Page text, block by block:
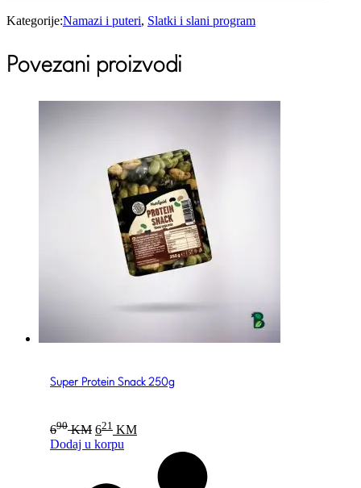
Kategorije:Namazi i puteri, Slatki i slani program
Povezani proizvodi
Super Protein Snack 250g
690 KM Original
price
was:
621 KMCurrent
price
621 KM.
Dodaj u korpu